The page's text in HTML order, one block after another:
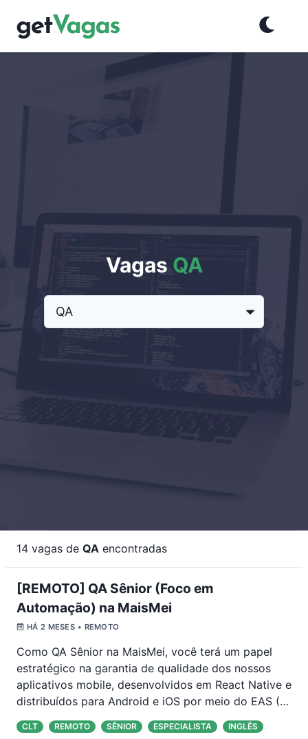
Vagas QA
14 vagas de QA encontradas
[REMOTO] QA Sênior (Foco em
Automação) na MaisMei
HÁ 2 MESES • REMOTO
Como QA Sênior na MaisMei, você terá um papel
estratégico na garantia de qualidade dos nossos
aplicativos mobile, desenvolvidos em React Native e
distribuídos para Android e iOS por meio do EAS (…
CLT REMOTO SÊNIOR ESPECIALISTA INGLÊS